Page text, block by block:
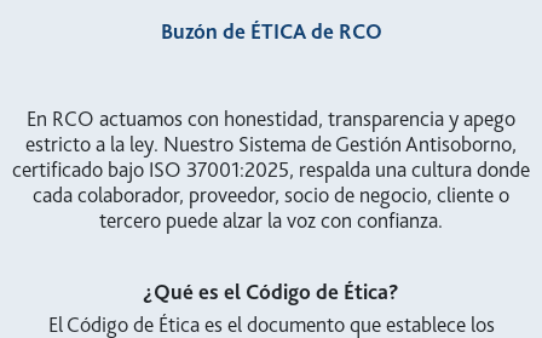
Buzón de ÉTICA de RCO
En RCO actuamos con honestidad, transparencia y apego
estricto a la ley. Nuestro Sistema de Gestión Antisoborno,
certificado bajo ISO 37001:2025, respalda una cultura donde
cada colaborador, proveedor, socio de negocio, cliente o
tercero puede alzar la voz con confianza.
¿Qué es el Código de Ética?
El Código de Ética es el documento que establece los